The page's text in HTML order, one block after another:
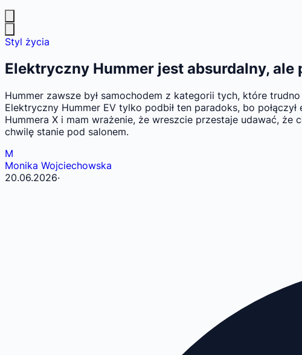
Styl życia
Elektryczny Hummer jest absurdalny,
Hummer zawsze był samochodem z kategorii tych, które
Elektryczny Hummer EV tylko podbił ten paradoks, bo
Hummera X i mam wrażenie, że wreszcie przestaje udawać,
chwilę stanie pod salonem.
M
Monika Wojciechowska
20.06.2026·